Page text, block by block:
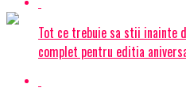
Tot ce trebuie sa stii inainte
complet pentru editia